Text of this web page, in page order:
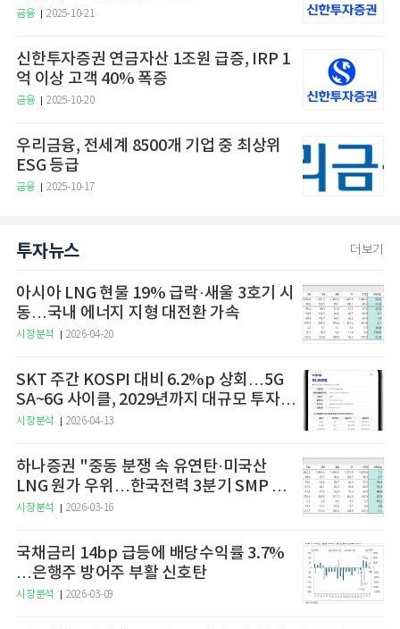
금융 2025-10-21
신한투자증권 연금자산 1조원 급증, IRP 1
억 이상 고객 40% 폭증
금융 2025-10-20
우리금융, 전세계 8500개 기업 중 최상위
ESG 등급
금융 2025-10-17
투자뉴스 더보기
아시아 LNG 현물 19% 급락·새울 3호기 시
동…국내 에너지 지형 대전환 가속
시장분석 2026-04-20
SKT 주간 KOSPI 대비 6.2%p 상회…5G
SA~6G 사이클, 2029년까지 대규모 투자
예고
시장분석 2026-04-13
하나증권 "중동 분쟁 속 유연탄·미국산
LNG 원가 우위…한국전력 3분기 SMP 상
승 전망"
시장분석 2026-03-16
국채금리 14bp 급등에 배당수익률 3.7%
…은행주 방어주 부활 신호탄
시장분석 2026-03-09